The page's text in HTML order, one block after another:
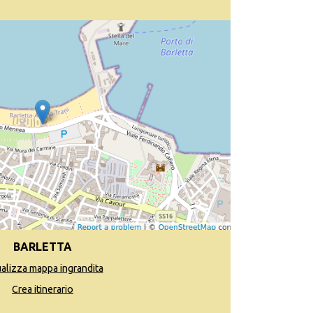
BARLETTA
mappa ingrandita
Crea itinerario